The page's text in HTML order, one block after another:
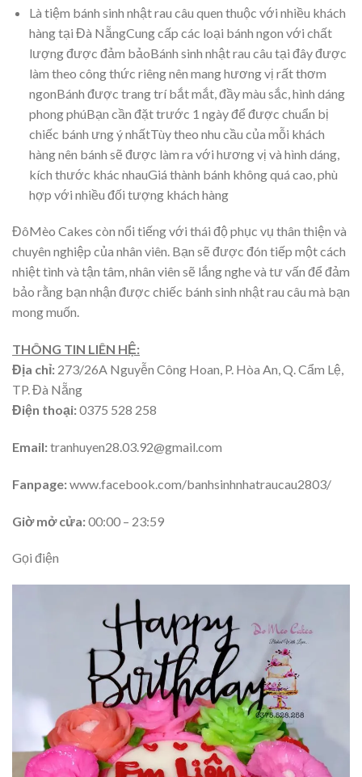
Là tiệm bánh sinh nhật rau câu quen thuộc với nhiều khách
hàng tại Đà NẵngCung cấp các loại bánh ngon với chất
lượng được đảm bảoBánh sinh nhật rau câu tại đây được
làm theo công thức riêng nên mang hương vị rất thơm
ngonBánh được trang trí bắt mắt, đầy màu sắc, hình dáng
phong phúBạn cần đặt trước 1 ngày để được chuẩn bị
chiếc bánh ưng ý nhấtTùy theo nhu cầu của mỗi khách
hàng nên bánh sẽ được làm ra với hương vị và hình dáng,
kích thước khác nhauGiá thành bánh không quá cao, phù
hợp với nhiều đối tượng khách hàng
ĐôMèo Cakes còn nổi tiếng với thái độ phục vụ thân thiện và
chuyên nghiệp của nhân viên. Bạn sẽ được đón tiếp một cách
nhiệt tình và tận tâm, nhân viên sẽ lắng nghe và tư vấn để đảm
bảo rằng bạn nhận được chiếc bánh sinh nhật rau câu mà bạn
mong muốn.
THÔNG TIN LIÊN HỆ:
Địa chỉ: 273/26A Nguyễn Công Hoan, P. Hòa An, Q. Cẩm Lệ,
TP. Đà Nẵng
Điện thoại:0375 528 258
Email:tranhuyen28.03.92@gmail.com
Fanpage:www.facebook.com/banhsinhnhatraucau2803/
Giờ mở cửa:00:00 – 23:59
Gọi điện